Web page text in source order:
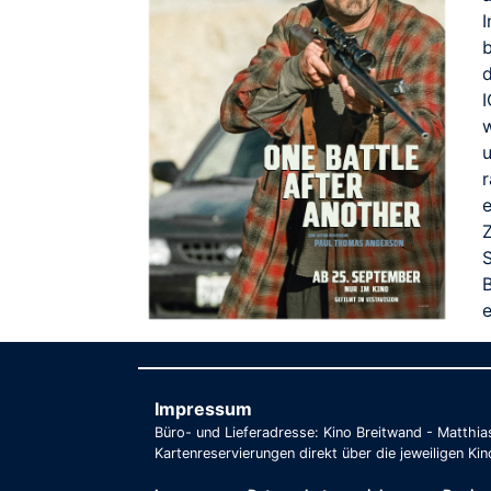
Impressum
Büro- und Lieferadresse: Kino Breitwand -
Kartenreservierungen direkt über die jeweiligen